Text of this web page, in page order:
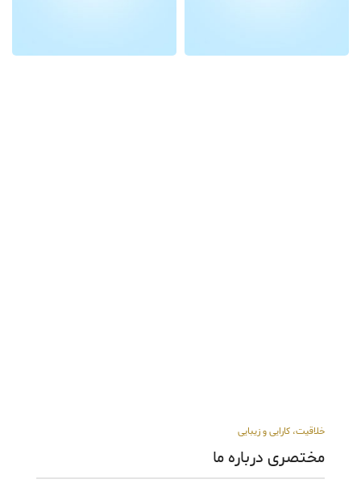
خلاقیت، کارایی و زیبایی
مختصری درباره ما